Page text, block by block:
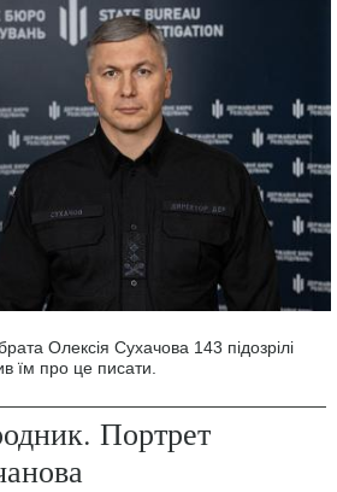
Олексія Сухачова 143 підозрілі
їм про це писати.
Портрет